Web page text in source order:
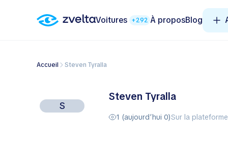
Voitures +292 À proposBlog
Accueil Steven Tyralla
S
Steven Tyralla
1 (aujourd’hui 0)Sur la